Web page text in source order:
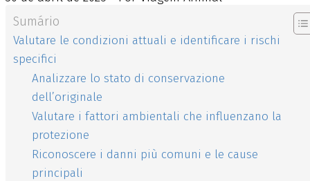
Sumário
Valutare le condizioni attuali e identificare i rischi
specifici
Analizzare lo stato di conservazione
dell’originale
Valutare i fattori ambientali che influenzano la
protezione
Riconoscere i danni più comuni e le cause
principali